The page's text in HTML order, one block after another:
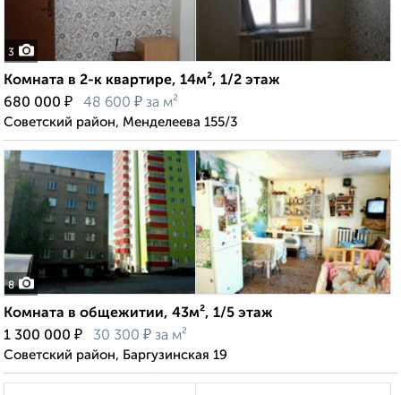
3
Комната в 2-к квартире, 14м², 1/2 этаж
680 000 ₽ 48 600 ₽ за м²
Советский район, Менделеева 155/3
8
Комната в общежитии, 43м², 1/5 этаж
1 300 000 ₽ 30 300 ₽ за м²
Советский район, Баргузинская 19